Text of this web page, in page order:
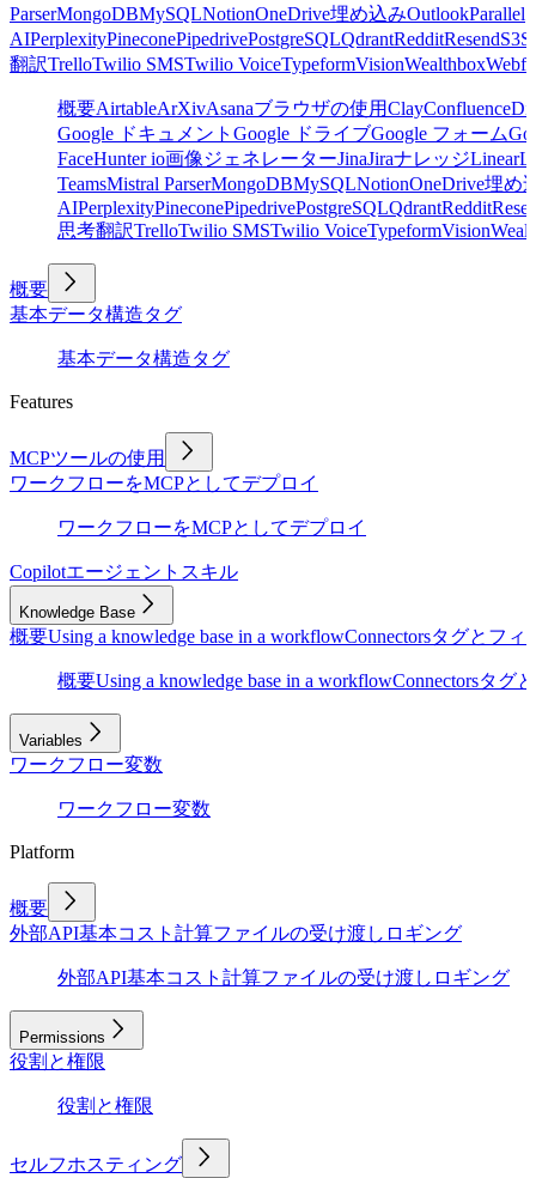
ParserMongoDBMySQLNotionOneDrive埋め込みOutlookParallel
AIPerplexityPineconePipedrivePostgreSQLQdrantRedditResendS3
翻訳TrelloTwilio SMSTwilio VoiceTypeformVisionWealthbox
概要AirtableArXivAsanaブラウザの使用ClayConfluence
Google ドキュメント Google ドライブGoogle フォーム
FaceHunter io画像ジェネレーターJinaJiraナレッジLinear
TeamsMistral ParserMongoDBMySQLNotionOneDrive埋め
AIPerplexityPineconePipedrivePostgreSQLQdrantReddit
思考翻訳TrelloTwilio SMSTwilio VoiceTypeformVision
概要
基本データ構造タグ
基本データ構造タグ
Features
MCPツールの使用
ワークフローをMCPとしてデプロイ
ワークフローをMCPとしてデプロイ
Copilotエージェントスキル
Knowledge Base
概要Using a knowledge base in a workflowConnectorsタグとフィ
概要Using a knowledge base in a workflowConnectorsタグ
Variables
ワークフロー変数
ワークフロー変数
Platform
概要
外部API基本コスト計算ファイルの受け渡し ロギング
外部API基本コスト計算ファイルの受け渡し ロギング
Permissions
役割と権限
役割と権限
セルフホスティング